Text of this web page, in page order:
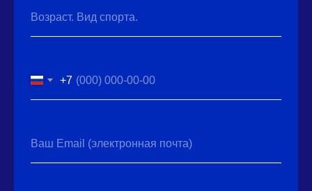
Возраст. Вид спорта.
+7
Ваш Email (электронная почта)